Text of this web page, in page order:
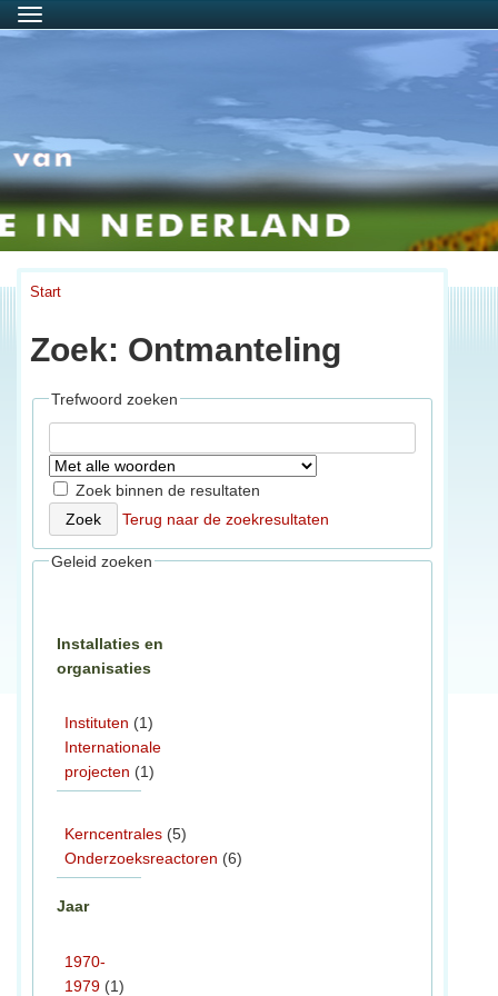
Menu
Start
Zoek: Ontmanteling
Trefwoord zoeken
Zoek binnen de resultaten
Terug naar de zoekresultaten
Geleid zoeken
Installaties en
organisaties
Instituten (1)
Internationale
projecten (1)
Kerncentrales (5)
Onderzoeksreactoren (6)
Jaar
1970-
1979 (1)